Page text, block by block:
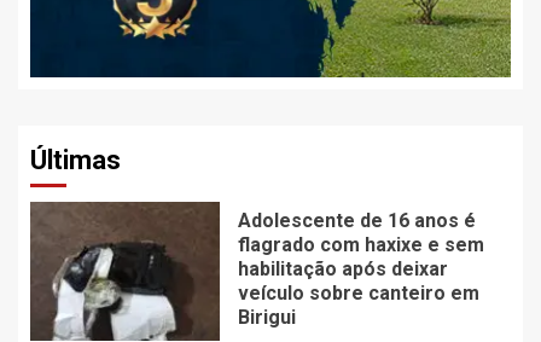
Últimas
Adolescente de 16 anos é
flagrado com haxixe e sem
habilitação após deixar
veículo sobre canteiro em
Birigui